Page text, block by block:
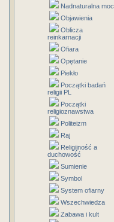
Nadnaturalna moc
Objawienia
Oblicza
reinkarnacji
Ofiara
Opętanie
Piekło
Początki badań
religii PL
Początki
religioznawstwa
Politeizm
Raj
Religijność a
duchowość
Sumienie
Symbol
System ofiarny
Wszechwiedza
Zabawa i kult